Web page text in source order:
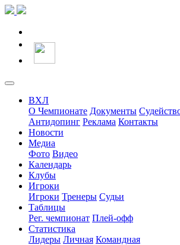
ВХЛ
О Чемпионате Документы
Антидопинг Реклама Контакты
Новости
Медиа
Фото Видео
Календарь
Клубы
Игроки
Игроки Тренеры Судьи
Таблицы
Рег. чемпионат Плей-офф
Статистика
Лидеры Личная Командная